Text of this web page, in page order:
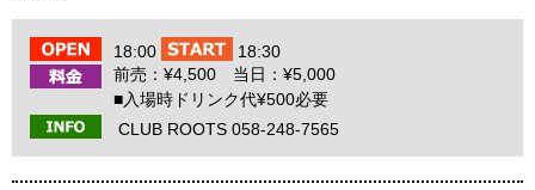
18:00
18:30
前売：¥4,500 当日：¥5,000
■入場時ドリンク代¥500必要
CLUB ROOTS 058-248-7565